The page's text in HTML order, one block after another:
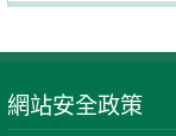
網站安全政策